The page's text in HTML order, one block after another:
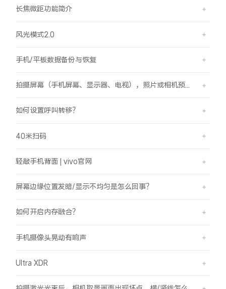
长焦微距功能简介
风光模式2.0
手机/平板数据备份与恢复
如何设置呼叫转移？
40米扫码
轻敲手机背面 | vivo官网
屏幕边缘位置发暗/显示不均匀是怎么回事？
如何开启内存融合？
手机摄像头晃动有响声
Ultra XDR